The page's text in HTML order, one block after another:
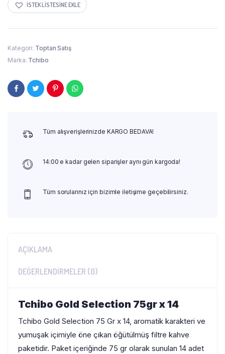
İSTEK LISTESINE EKLE
Kategori: Toptan Satış
Marka: Tchibo
Tüm alışverişlerinizde KARGO BEDAVA!
14:00 e kadar gelen siparişler aynı gün kargoda!
Tüm sorularınız için bizimle iletişime geçebilirsiniz.
AÇIKLAMA
DEĞERLENDIRMELER (0)
Tchibo Gold Selection 75gr x 14
Tchibo Gold Selection 75 Gr x 14, aromatik karakteri ve
yumuşak içimiyle öne çıkan öğütülmüş filtre kahve
paketidir. Paket içeriğinde 75 gr olarak sunulan 14 adet